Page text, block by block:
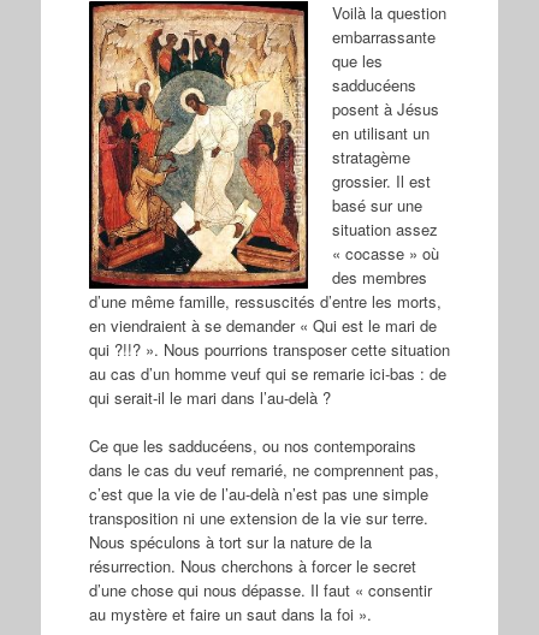
Voilà la question
embarrassante
que les
sadducéens
posent à Jésus
en utilisant un
stratagème
grossier. Il est
basé sur une
situation assez
« cocasse » où
des membres
d’une même famille, ressuscités d’entre les morts,
en viendraient à se demander « Qui est le mari de
qui ?!!? ». Nous pourrions transposer cette situation
au cas d’un homme veuf qui se remarie ici-bas : de
qui serait-il le mari dans l’au-delà ?
Ce que les sadducéens, ou nos contemporains
dans le cas du veuf remarié, ne comprennent pas,
c’est que la vie de l’au-delà n’est pas une simple
transposition ni une extension de la vie sur terre.
Nous spéculons à tort sur la nature de la
résurrection. Nous cherchons à forcer le secret
d’une chose qui nous dépasse. Il faut « consentir
au mystère et faire un saut dans la foi ».